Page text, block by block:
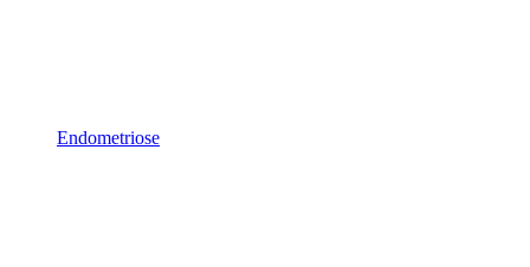
Endometriose